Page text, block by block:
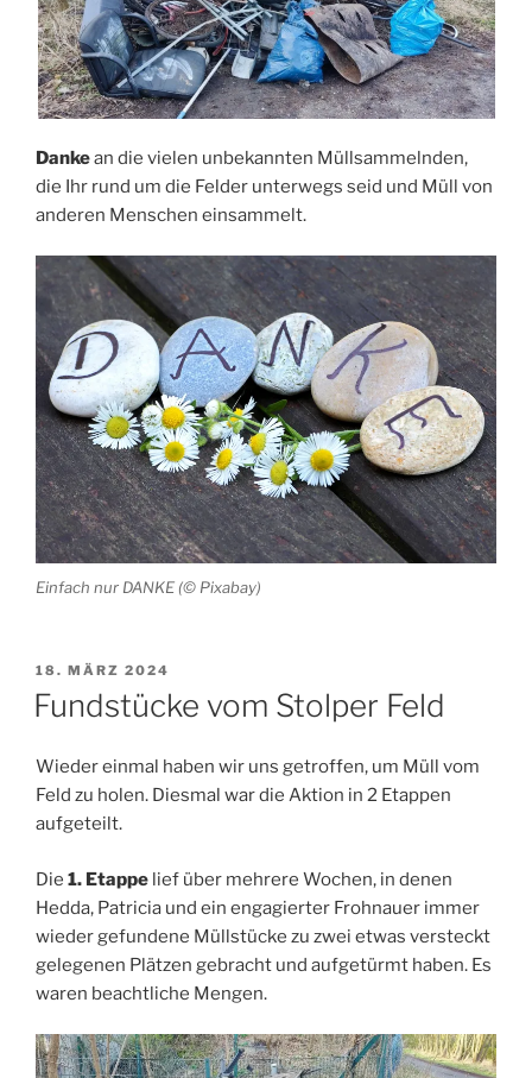
Dankean die vielen unbekannten Müllsammelnden,
die Ihr rund um die Felder unterwegs seid und Müll von
anderen Menschen einsammelt.
Einfach nur DANKE (© Pixabay)
VERÖFFENTLICHT
AM
18. MÄRZ 2024
Fundstücke vom Stolper Feld
Wieder einmal haben wir uns getroffen, um Müll vom
Feld zu holen. Diesmal war die Aktion in 2 Etappen
aufgeteilt.
Die 1. Etappe lief über mehrere Wochen, in denen
Hedda, Patricia und ein engagierter Frohnauer immer
wieder gefundene Müllstücke zu zwei etwas versteckt
gelegenen Plätzen gebracht und aufgetürmt haben. Es
waren beachtliche Mengen.